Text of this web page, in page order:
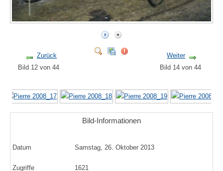
Zurück
Bild 12 von 44
Weiter
Bild 14 von 44
Bild-Informationen
Datum Samstag, 26. Oktober 2013
Zugriffe 1621